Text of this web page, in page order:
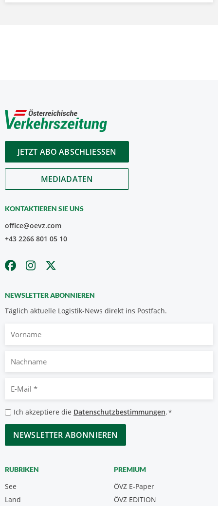
JETZT ABO ABSCHLIESSEN
MEDIADATEN
KONTAKTIEREN SIE UNS
office@oevz.com
+43 2266 801 05 10
NEWSLETTER ABONNIEREN
Täglich aktuelle Logistik-News direkt ins Postfach.
Nachname
Mail
Datenschutzbestimmungen
*
Ich akzeptiere die Datenschutzbestimmungen.*
CAPTCHA
RUBRIKEN
See
Land
PREMIUM
ÖVZ E-Paper
ÖVZ EDITION